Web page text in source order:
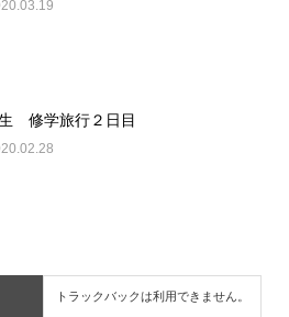
修学旅行２日目
トラックバックは利用できません。